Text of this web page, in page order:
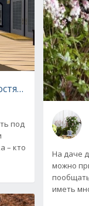
рельефа.
под
– кто
На даче
можно
иметь